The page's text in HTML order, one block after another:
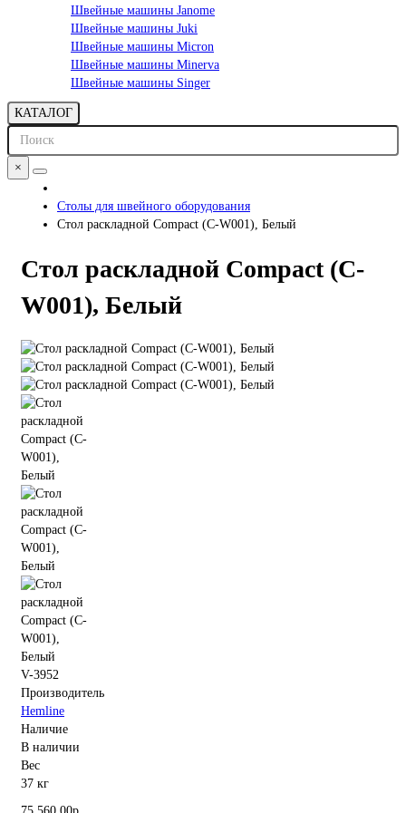
Швейные машины Janome
Швейные машины Juki
Швейные машины Micron
Швейные машины Minerva
Швейные машины Singer
КАТАЛОГ
×
Столы для швейного оборудования
Стол раскладной Compact (C-W001), Белый
Стол раскладной Compact (C-
W001), Белый
V-3952
Производитель
Hemline
Наличие
В наличии
Вес
37 кг